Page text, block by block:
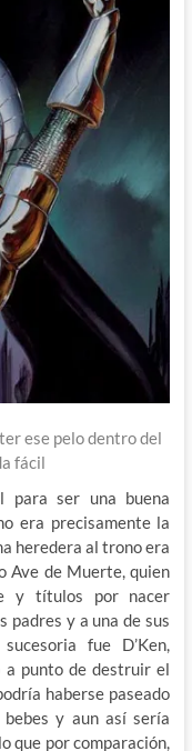
ese pelo dentro del
fácil
para ser una buena
era precisamente la
heredera al trono era
Ave de Muerte, quien
y títulos por nacer
padres y a una de sus
fue D’Ken,
a punto de destruir el
haberse paseado
y aun así sería
que por comparación,